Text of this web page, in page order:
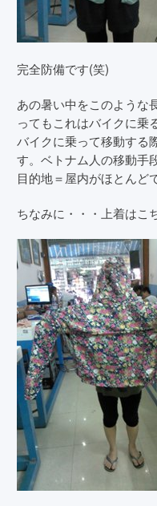
完全防備です(笑)
あの暑い中をこのような
ってもこれはバイクに乗
バイクに乗って移動する
す。ベトナム人の移動手
目的地＝屋内がほとんど
ちなみに・・・上着はこ